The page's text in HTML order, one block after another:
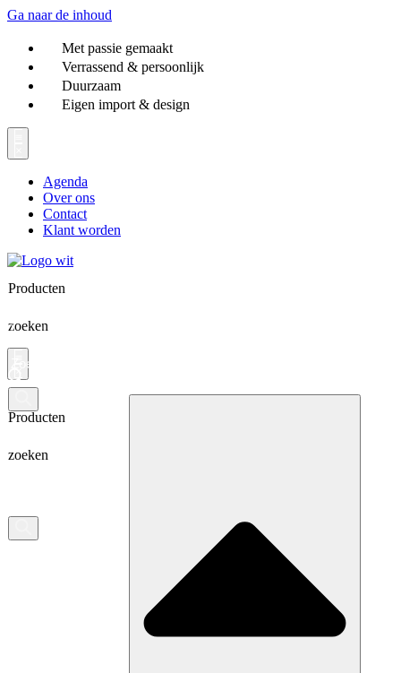
Ga naar de inhoud
Met passie gemaakt
Verrassend & persoonlijk
Duurzaam
Eigen import & design
Agenda
Over ons
Contact
Klant worden
Producten
zoeken
Producten
zoeken